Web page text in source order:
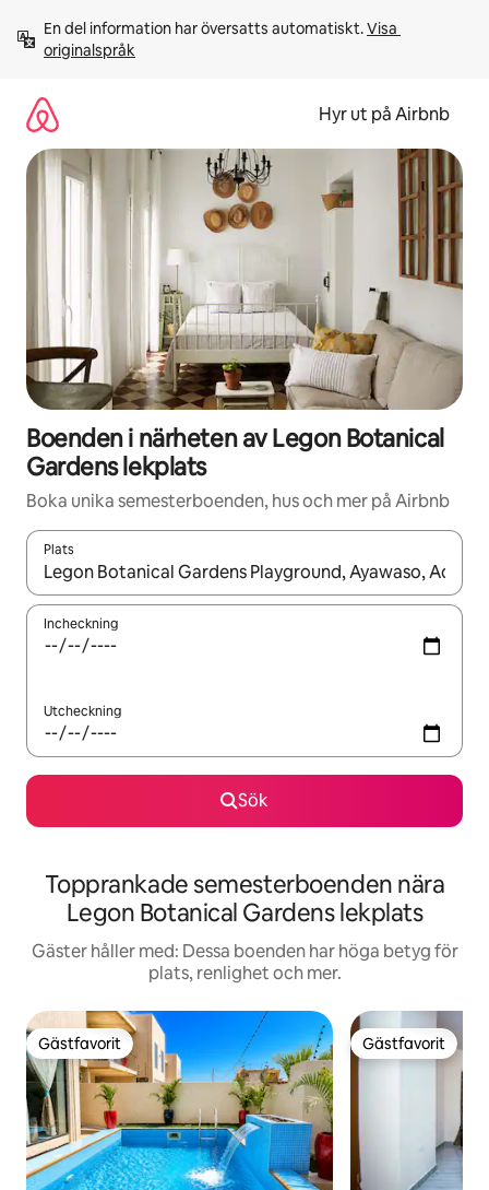
innehåll
En del information har översatts automatiskt. Visa
originalspråk
Hyr ut på Airbnb
Boenden i närheten av Legon Botanical
Gardens lekplats
Boka unika semesterboenden, hus och mer på Airbnb
Plats
När resultaten är tillgängliga kan du navigera med upp- och
Incheckning
Utcheckning
Sök
Topprankade semesterboenden nära
Legon Botanical Gardens lekplats
Gäster håller med: Dessa boenden har höga betyg för
plats, renlighet och mer.
Gästfavorit
Gästfavorit Gästfavorit
Gästfavorit